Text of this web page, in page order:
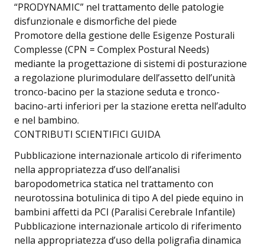
“PRODYNAMIC” nel trattamento delle patologie
disfunzionale e dismorfiche del piede
Promotore della gestione delle Esigenze Posturali
Complesse (CPN = Complex Postural Needs)
mediante la progettazione di sistemi di posturazione
a regolazione plurimodulare dell’assetto dell’unità
tronco-bacino per la stazione seduta e tronco-
bacino-arti inferiori per la stazione eretta nell’adulto
e nel bambino.
CONTRIBUTI SCIENTIFICI GUIDA
Pubblicazione internazionale articolo di riferimento
nella appropriatezza d’uso dell’analisi
baropodometrica statica nel trattamento con
neurotossina botulinica di tipo A del piede equino in
bambini affetti da PCI (Paralisi Cerebrale Infantile)
Pubblicazione internazionale articolo di riferimento
nella appropriatezza d’uso della poligrafia dinamica